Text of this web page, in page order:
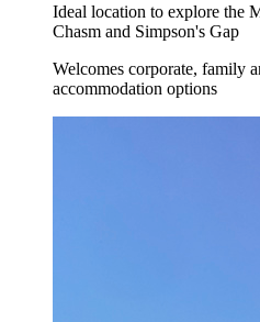
Ideal location to explore the
Chasm and Simpson's Gap
Welcomes corporate, family
accommodation options